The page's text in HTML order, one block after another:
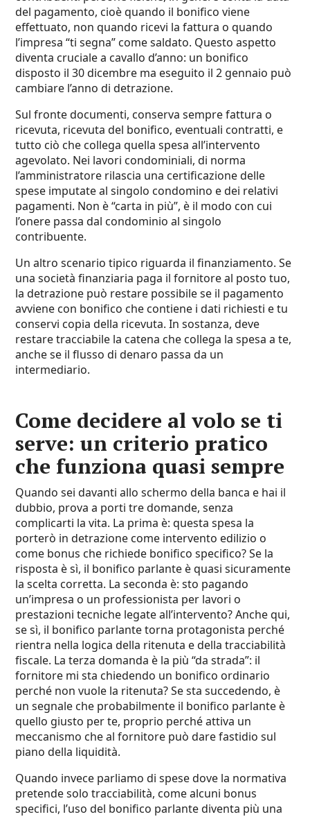
del pagamento, cioè quando il bonifico viene
effettuato, non quando ricevi la fattura o quando
l’impresa “ti segna” come saldato. Questo aspetto
diventa cruciale a cavallo d’anno: un bonifico
disposto il 30 dicembre ma eseguito il 2 gennaio può
cambiare l’anno di detrazione.
Sul fronte documenti, conserva sempre fattura o
ricevuta, ricevuta del bonifico, eventuali contratti, e
tutto ciò che collega quella spesa all’intervento
agevolato. Nei lavori condominiali, di norma
l’amministratore rilascia una certificazione delle
spese imputate al singolo condomino e dei relativi
pagamenti. Non è “carta in più”, è il modo con cui
l’onere passa dal condominio al singolo
contribuente.
Un altro scenario tipico riguarda il finanziamento. Se
una società finanziaria paga il fornitore al posto tuo,
la detrazione può restare possibile se il pagamento
avviene con bonifico che contiene i dati richiesti e tu
conservi copia della ricevuta. In sostanza, deve
restare tracciabile la catena che collega la spesa a te,
anche se il flusso di denaro passa da un
intermediario.
Come decidere al volo se ti
serve: un criterio pratico
che funziona quasi sempre
Quando sei davanti allo schermo della banca e hai il
dubbio, prova a porti tre domande, senza
complicarti la vita. La prima è: questa spesa la
porterò in detrazione come intervento edilizio o
come bonus che richiede bonifico specifico? Se la
risposta è sì, il bonifico parlante è quasi sicuramente
la scelta corretta. La seconda è: sto pagando
un’impresa o un professionista per lavori o
prestazioni tecniche legate all’intervento? Anche qui,
se sì, il bonifico parlante torna protagonista perché
rientra nella logica della ritenuta e della tracciabilità
fiscale. La terza domanda è la più “da strada”: il
fornitore mi sta chiedendo un bonifico ordinario
perché non vuole la ritenuta? Se sta succedendo, è
un segnale che probabilmente il bonifico parlante è
quello giusto per te, proprio perché attiva un
meccanismo che al fornitore può dare fastidio sul
piano della liquidità.
Quando invece parliamo di spese dove la normativa
pretende solo tracciabilità, come alcuni bonus
specifici, l’uso del bonifico parlante diventa più una